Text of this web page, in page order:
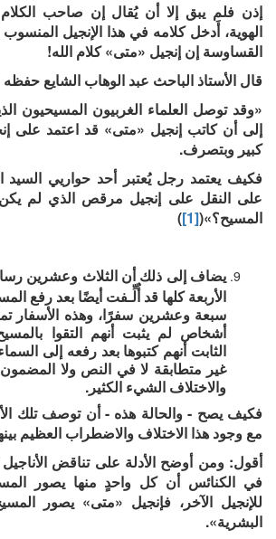
إذن فلم يبق إلا أن يُقال إن صاحب
الهوية، أَدخل كلامه في هذا الإنجيل
القساوسة إن إنجيل «متى» كلام الله!
قال الأستاذ الباحث عبد الوهاب الشايع حفظه
«وقد توصل العلماء الغربيون المسيحيون
إلى أن كاتب إنجيل «متى» قد اعتمد على
كبير وبتصرف.
فكيف يعتمد رجل يُعتبر أحد حواريي
على النقل على إنجيل مرقص الذي لم
المسيح؟»([1]
)
يضاف إلى ذلك أن الثلاث وعشرين
الأربعة كلها قد أُلِّـفت أيضًا بعد رفع
سبعة وعشرين سفرًا، وهذه الأسفار
أشخاص لم يثبت أنهم التقوا
الثابت أنهم كتبوها بعد رفعه إلى
غير متطابقة لا في النص ولا
والاختلاف الشيء الكثير.
فكيف يصح - والحالة هذه - أن توصف تلك
مع وجود هذا الاختلاف والاضطراب العظيم
أقول: ومن أوضح الأدلة على تناقض الأناجيل
في الكنائس أن كل واحدٍ منها يصور
للإنجيل الآخر، فإنجيل «متى» يصور
البشرية».